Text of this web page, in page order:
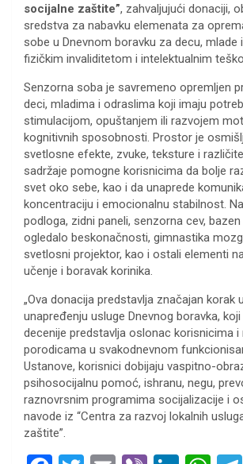
socijalne zaštite”, zahvaljujući donaciji,
sredstva za nabavku elemenata za
sobe u Dnevnom boravku za decu, mlade
fizičkim invaliditetom i intelektualnim
Senzorna soba je savremeno opremljen
deci, mladima i odraslima koji imaju
stimulacijom, opuštanjem ili razvojem
kognitivnih sposobnosti. Prostor je
svetlosne efekte, zvuke, teksture i
sadržaje pomogne korisnicima da bolje
svet oko sebe, kao i da unaprede
koncentraciju i emocionalnu stabilnost.
podloga, zidni paneli, senzorna cev,
ogledalo beskonačnosti, gimnastika
svetlosni projektor, kao i ostali elementi
učenje i boravak korinika.
„Ova donacija predstavlja značajan korak
unapređenju usluge Dnevnog boravka,
decenije predstavlja oslonac korisnicima i
porodicama u svakodnevnom
Ustanove, korisnici dobijaju vaspitno-
psihosocijalnu pomoć, ishranu, negu,
raznovrsnim programima socijalizacije i
navode iz “Centra za razvoj lokalnih
zaštite”.